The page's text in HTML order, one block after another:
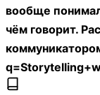
вообще
чём говорит.